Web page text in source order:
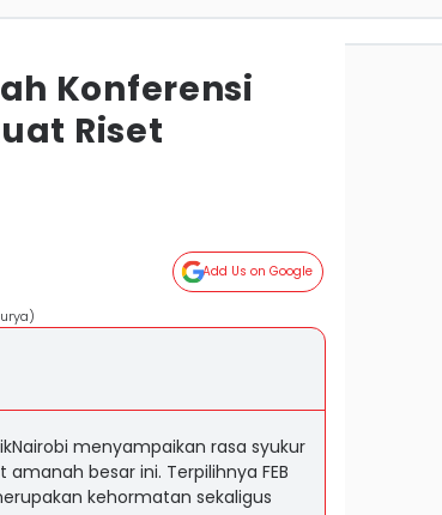
Konferensi
Riset
Add Us on Google
menyampaikan rasa syukur
besar ini. Terpilihnya FEB
kehormatan sekaligus